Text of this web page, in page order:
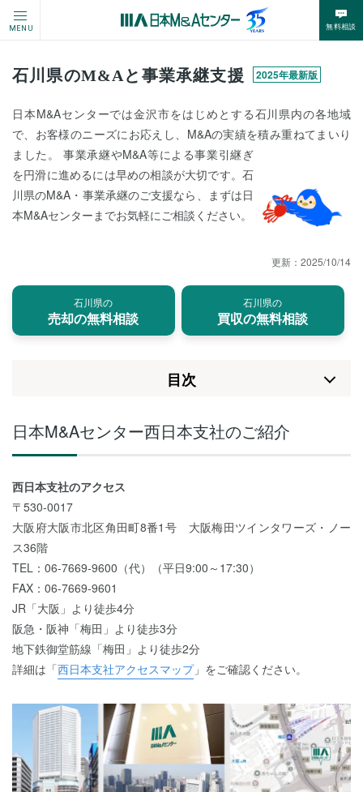
MENU 無料相談
石川県のM&Aと事業承継支援 2025年最新版
日本M&Aセンターでは金沢市をはじめとする石川県内の各地域
で、お客様のニーズにお応えし、M&Aの実績を積み重ねてまいり
ました。 事業承継やM&A等による事業引継ぎ
を円滑に進めるには早めの相談が大切です。石
川県のM&A・事業承継のご支援なら、まずは日
本M&Aセンターまでお気軽にご相談ください。
更新： 2025/10/14
石川県の
売却の無料相談
石川県の
買収の無料相談
⽬次
日本M&Aセンター西日本支社のご紹介
西日本支社のアクセス
〒530-0017
大阪府大阪市北区角田町8番1号 大阪梅田ツインタワーズ・ノー
ス36階
TEL：06-7669-9600（代）（平日9:00～17:30）
FAX：06-7669-9601
JR「大阪」より徒歩4分
阪急・阪神「梅田」より徒歩3分
地下鉄御堂筋線「梅田」より徒歩2分
詳細は「西日本支社アクセスマップ」をご確認ください。